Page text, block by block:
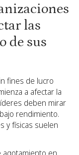
las
de sus
fines de lucro
a afectar la
deben mirar
rendimiento.
y físicas suelen
agotamiento en